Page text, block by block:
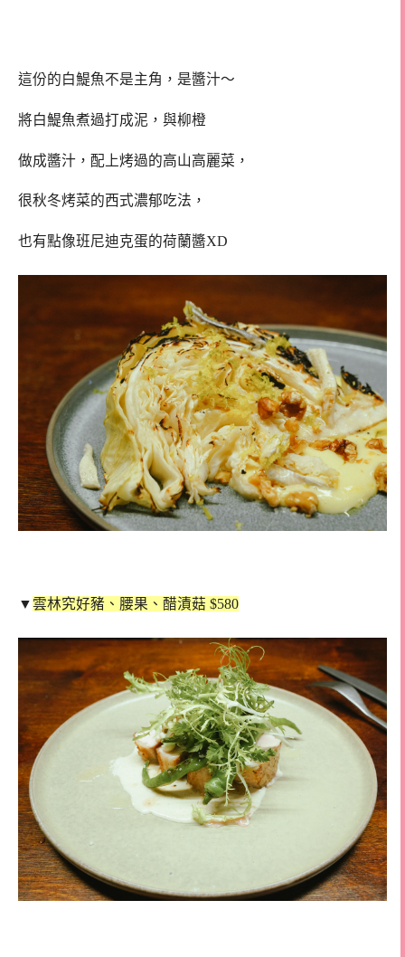
這份的白鯷魚不是主角，是醬汁～
將白鯷魚煮過打成泥，與柳橙
做成醬汁，配上烤過的高山高麗菜，
很秋冬烤菜的西式濃郁吃法，
也有點像班尼迪克蛋的荷蘭醬XD
▼雲林究好豬、腰果、醋漬菇 $580